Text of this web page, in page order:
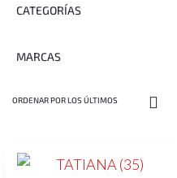
CATEGORÍAS
MARCAS